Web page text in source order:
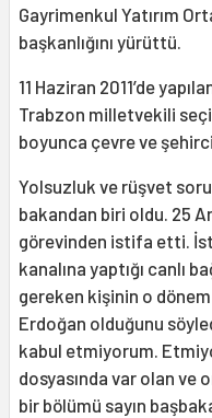
Gayrimenkul Yatırım
başkanlığını yürüttü.
11 Haziran 2011’de
Trabzon milletvekili
boyunca çevre ve
Yolsuzluk ve rüşvet
bakandan biri oldu. 25
görevinden istifa etti.
kanalına yaptığı canlı
gereken kişinin o
Erdoğan olduğunu
kabul etmiyorum.
dosyasında var olan ve
bir bölümü sayın